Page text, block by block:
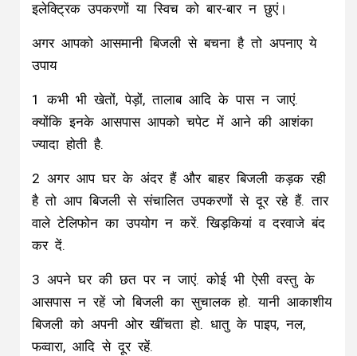
इलेक्ट्रिक उपकरणों या स्विच को बार-बार न छुएं।
अगर आपको आसमानी बिजली से बचना है तो अपनाए ये
उपाय
1 कभी भी खेतों, पेड़ों, तालाब आदि के पास न जाएं.
क्योंकि इनके आसपास आपको चपेट में आने की आशंका
ज्यादा होती है.
2 अगर आप घर के अंदर हैं और बाहर बिजली कड़क रही
है तो आप बिजली से संचालित उपकरणों से दूर रहे हैं. तार
वाले टेलिफोन का उपयोग न करें. खिड़कियां व दरवाजे बंद
कर दें.
3 अपने घर की छत पर न जाएं. कोई भी ऐसी वस्तु के
आसपास न रहें जो बिजली का सुचालक हो. यानी आकाशीय
बिजली को अपनी ओर खींचता हो. धातु के पाइप, नल,
फव्वारा, आदि से दूर रहें.